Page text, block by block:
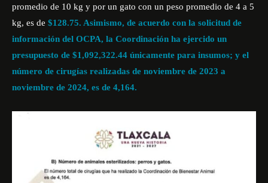
promedio de 10 kg y por un gato con un peso promedio de 4 a 5
kg, es de $128.75. Asimismo, de acuerdo con la solicitud de
información del OCPA, la Coordinación ha ejercido un
presupuesto de $1,092,322.44 únicamente para insumos; y el
número de cirugías realizadas de noviembre de 2023 a
noviembre de 2024, es de 4,164.